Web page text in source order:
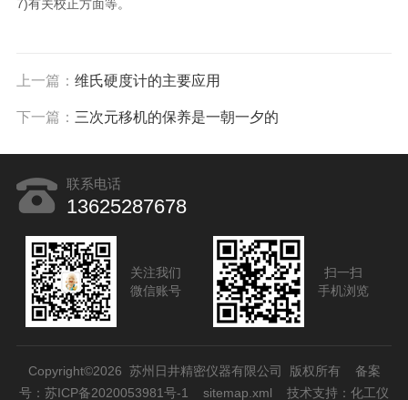
7)有关校正方面等。
上一篇： 维氏硬度计的主要应用
下一篇： 三次元移机的保养是一朝一夕的
联系电话
13625287678
关注我们
微信账号
扫一扫
手机浏览
Copyright©2026 苏州日井精密仪器有限公司 版权所有 备案
号：苏ICP备2020053981号-1
sitemap.xml 技术支持： 化工仪